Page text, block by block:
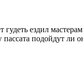
ездил
подойдут ли